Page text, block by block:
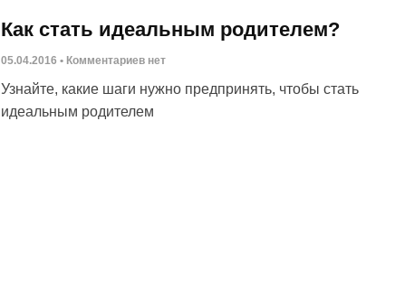
Как стать идеальным родителем?
05.04.2016 Комментариев нет
Узнайте, какие шаги нужно предпринять, чтобы стать
идеальным родителем